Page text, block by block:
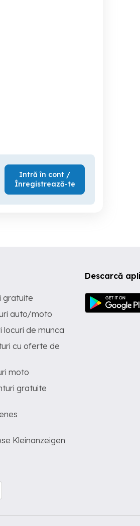
Intră în cont /
Înregistrează-te
Descarcă
gratuite
auto/moto
locuri de munca
cu oferte de
moto
gratuite
Kleinanzeigen